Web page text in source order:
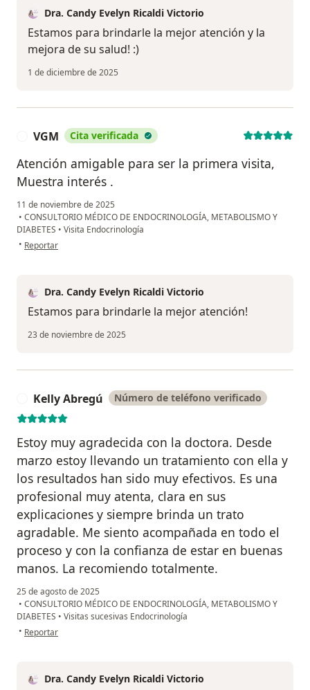
Dra. Candy Evelyn Ricaldi Victorio
Estamos para brindarle la mejor atención y la
mejora de su salud! :)
1 de diciembre de 2025
VGM Cita verificada
Atención amigable para ser la primera visita,
Muestra interés .
11 de noviembre de 2025
• CONSULTORIO MÉDICO DE ENDOCRINOLOGÍA, METABOLISMO Y
DIABETES • Visita Endocrinología
• en opinión del usuario VGM
Reportar
Dra. Candy Evelyn Ricaldi Victorio
Estamos para brindarle la mejor atención!
23 de noviembre de 2025
Kelly Abregú Número de teléfono verificado
Estoy muy agradecida con la doctora. Desde
marzo estoy llevando un tratamiento con ella y
los resultados han sido muy efectivos. Es una
profesional muy atenta, clara en sus
explicaciones y siempre brinda un trato
agradable. Me siento acompañada en todo el
proceso y con la confianza de estar en buenas
manos. La recomiendo totalmente.
25 de agosto de 2025
• CONSULTORIO MÉDICO DE ENDOCRINOLOGÍA, METABOLISMO Y
DIABETES • Visitas sucesivas Endocrinología
• en opinión del usuario Kelly Abregú
Reportar
Dra. Candy Evelyn Ricaldi Victorio